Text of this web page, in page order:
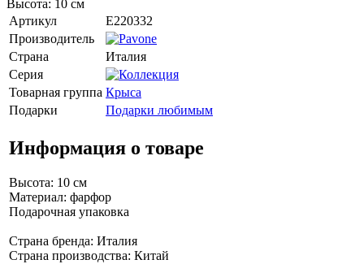
Высота: 10 см
Артикул
E220332
Производитель
Страна
Италия
Серия
Товарная группа Крыса
Подарки
Подарки любимым
Информация о товаре
Высота: 10 см
Материал: фарфор
Подарочная упаковка
Страна бренда: Италия
Страна производства: Китай